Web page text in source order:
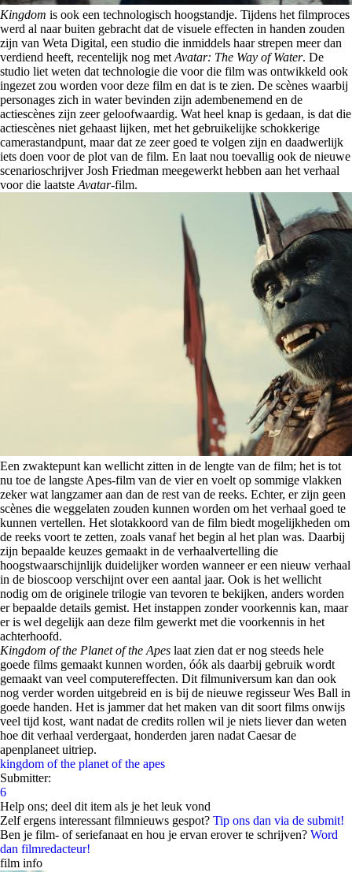
Kingdom is ook een technologisch hoogstandje. Tijdens het filmproces
werd al naar buiten gebracht dat de visuele effecten in handen zouden
zijn van Weta Digital, een studio die inmiddels haar strepen meer dan
verdiend heeft, recentelijk nog met Avatar: The Way of Water. De
studio liet weten dat technologie die voor die film was ontwikkeld ook
ingezet zou worden voor deze film en dat is te zien. De scènes waarbij
personages zich in water bevinden zijn adembenemend en de
actiescènes zijn zeer geloofwaardig. Wat heel knap is gedaan, is dat die
actiescènes niet gehaast lijken, met het gebruikelijke schokkerige
camerastandpunt, maar dat ze zeer goed te volgen zijn en daadwerlijk
iets doen voor de plot van de film. En laat nou toevallig ook de nieuwe
scenarioschrijver Josh Friedman meegewerkt hebben aan het verhaal
voor die laatste Avatar-film.
Een zwaktepunt kan wellicht zitten in de lengte van de film; het is tot
nu toe de langste Apes-film van de vier en voelt op sommige vlakken
zeker wat langzamer aan dan de rest van de reeks. Echter, er zijn geen
scènes die weggelaten zouden kunnen worden om het verhaal goed te
kunnen vertellen. Het slotakkoord van de film biedt mogelijkheden om
de reeks voort te zetten, zoals vanaf het begin al het plan was. Daarbij
zijn bepaalde keuzes gemaakt in de verhaalvertelling die
hoogstwaarschijnlijk duidelijker worden wanneer er een nieuw verhaal
in de bioscoop verschijnt over een aantal jaar. Ook is het wellicht
nodig om de originele trilogie van tevoren te bekijken, anders worden
er bepaalde details gemist. Het instappen zonder voorkennis kan, maar
er is wel degelijk aan deze film gewerkt met die voorkennis in het
achterhoofd.
Kingdom of the Planet of the Apes laat zien dat er nog steeds hele
goede films gemaakt kunnen worden, óók als daarbij gebruik wordt
gemaakt van veel computereffecten. Dit filmuniversum kan dan ook
nog verder worden uitgebreid en is bij de nieuwe regisseur Wes Ball in
goede handen. Het is jammer dat het maken van dit soort films onwijs
veel tijd kost, want nadat de credits rollen wil je niets liever dan weten
hoe dit verhaal verdergaat, honderden jaren nadat Caesar de
apenplaneet uitriep.
kingdom of the planet of the apes
Submitter:
6
Help ons; deel dit item als je het leuk vond
Zelf ergens interessant filmnieuws gespot? Tip ons dan via de submit!
Ben je film- of seriefanaat en hou je ervan erover te schrijven? Word
dan filmredacteur!
film info